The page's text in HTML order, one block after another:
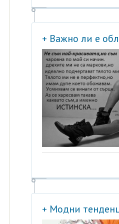
+ Важно ли е
+ Модни